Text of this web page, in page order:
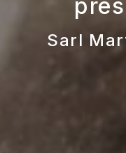
Sarl